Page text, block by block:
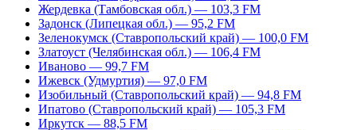
Жердевка (Тамбовская обл.) — 103,3 FM
Задонск (Липецкая обл.) — 95,2 FM
Зеленокумск (Ставропольский край) — 100,0 FM
Златоуст (Челябинская обл.) — 106,4 FM
Иваново — 99,7 FM
Ижевск (Удмуртия) — 97,0 FM
Изобильный (Ставропольский край) — 94,8 FM
Ипатово (Ставропольский край) — 105,3 FM
Иркутск — 88,5 FM